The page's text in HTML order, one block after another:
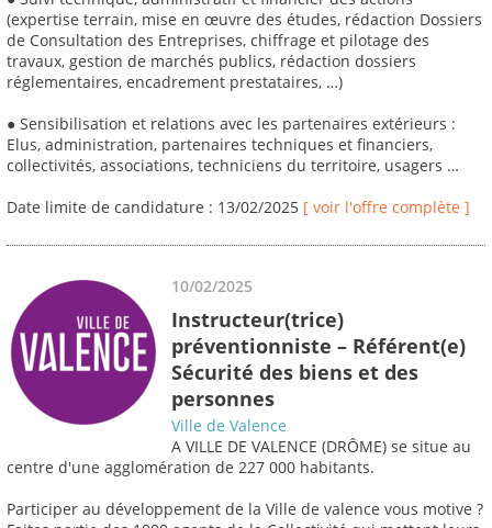
(expertise terrain, mise en œuvre des études, rédaction Dossiers
de Consultation des Entreprises, chiffrage et pilotage des
travaux, gestion de marchés publics, rédaction dossiers
réglementaires, encadrement prestataires, …)
● Sensibilisation et relations avec les partenaires extérieurs :
Elus, administration, partenaires techniques et financiers,
collectivités, associations, techniciens du territoire, usagers …
Date limite de candidature : 13/02/2025 [ voir l'offre complète ]
10/02/2025
Instructeur(trice)
préventionniste – Référent(e)
Sécurité des biens et des
personnes
Ville de Valence
A VILLE DE VALENCE (DRÔME) se situe au
centre d'une agglomération de 227 000 habitants.
Participer au développement de la Ville de valence vous motive ?